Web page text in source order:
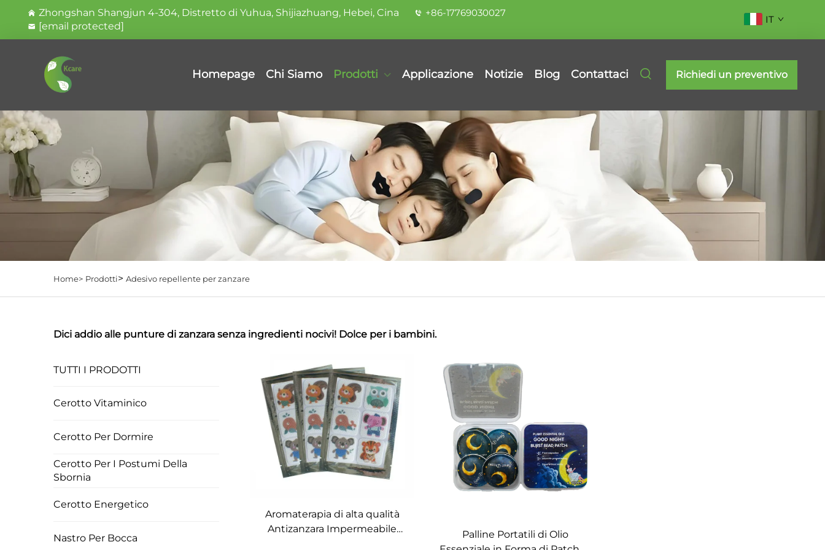
Zhongshan Shangjun 4-304, Distretto di Yuhua, Shijiazhuang, Hebei, Cina
+86-17769030027
[email protected]
IT
Homepage Chi Siamo Prodotti Applicazione Notizie Blog Contattaci Richiedi un preventivo
Home> Prodotti> Adesivo repellente per zanzare
Dici addio alle punture di zanzara senza ingredienti nocivi! Dolce per i bambini.
TUTTI I PRODOTTI
Cerotto Vitaminico
Cerotto Per Dormire
Cerotto Per I Postumi Della
Sbornia
Cerotto Energetico
Nastro Per Bocca
Aromaterapia di alta qualità
Antizanzara Impermeabile
Palline Portatili di Olio